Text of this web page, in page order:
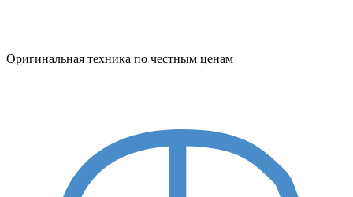
Оригинальная техника по честным ценам